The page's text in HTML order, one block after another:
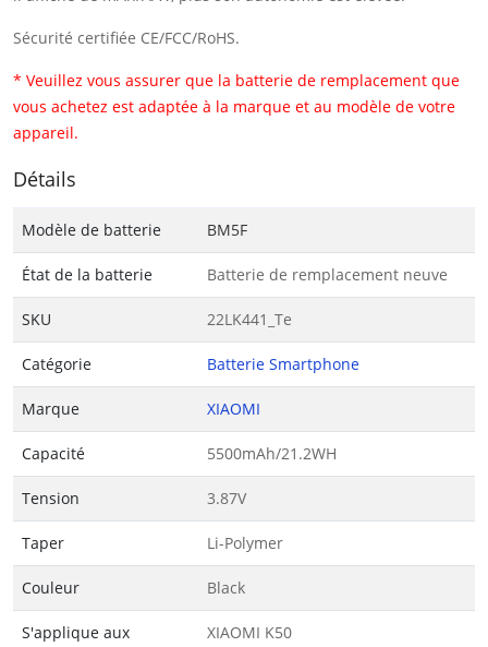
Sécurité certifiée CE/FCC/RoHS.
* Veuillez vous assurer que la batterie de remplacement que
vous achetez est adaptée à la marque et au modèle de votre
appareil.
Détails
Modèle de batterie BM5F
État de la batterie Batterie de remplacement neuve
SKU 22LK441_Te
Catégorie Batterie Smartphone
Marque XIAOMI
Capacité 5500mAh/21.2WH
Tension 3.87V
Taper Li-Polymer
Couleur Black
S'applique aux XIAOMI K50